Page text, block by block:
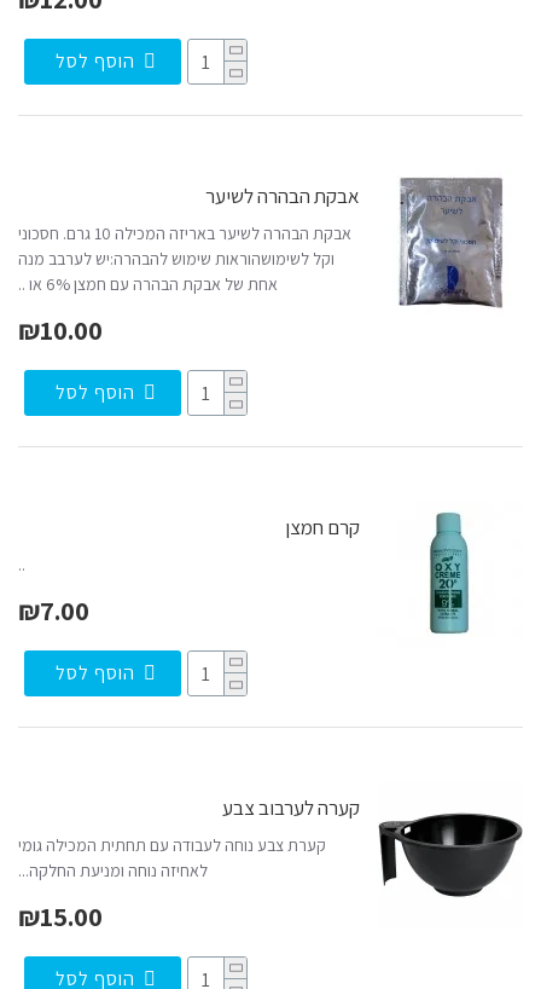
הוסף לסל
אבקת הבהרה לשיער
אבקת הבהרה לשיער באריזה המכילה 10 גרם. חסכוני
וקל לשימושהוראות שימוש להבהרה:יש לערבב מנה
אחת של אבקת הבהרה עם חמצן 6% או ..
₪10.00
הוסף לסל
קרם חמצן
..
₪7.00
הוסף לסל
קערה לערבוב צבע
קערת צבע נוחה לעבודה עם תחתית המכילה גומי
לאחיזה נוחה ומניעת החלקה...
₪15.00
הוסף לסל